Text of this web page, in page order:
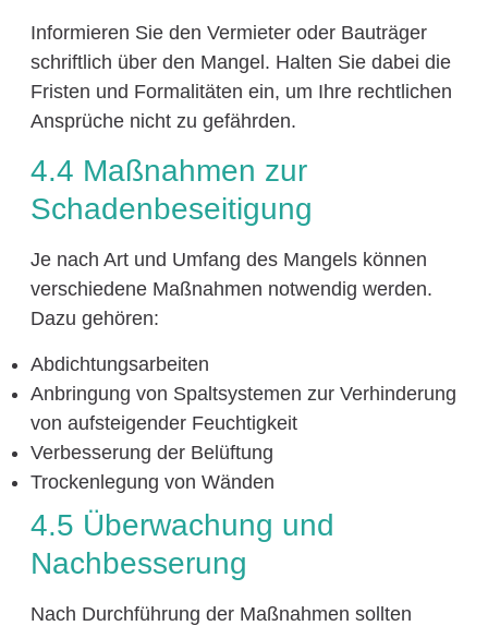
Informieren Sie den Vermieter oder Bauträger
schriftlich über den Mangel. Halten Sie dabei die
Fristen und Formalitäten ein, um Ihre rechtlichen
Ansprüche nicht zu gefährden.
4.4 Maßnahmen zur
Schadenbeseitigung
Je nach Art und Umfang des Mangels können
verschiedene Maßnahmen notwendig werden.
Dazu gehören:
Abdichtungsarbeiten
Anbringung von Spaltsystemen zur Verhinderung
von aufsteigender Feuchtigkeit
Verbesserung der Belüftung
Trockenlegung von Wänden
4.5 Überwachung und
Nachbesserung
Nach Durchführung der Maßnahmen sollten